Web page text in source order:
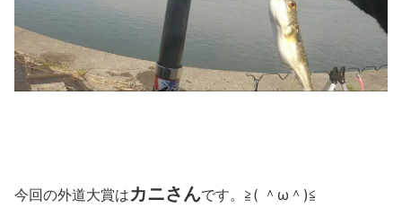
今回の外道大賞はカニさんです。≧( ＾ω＾)≦